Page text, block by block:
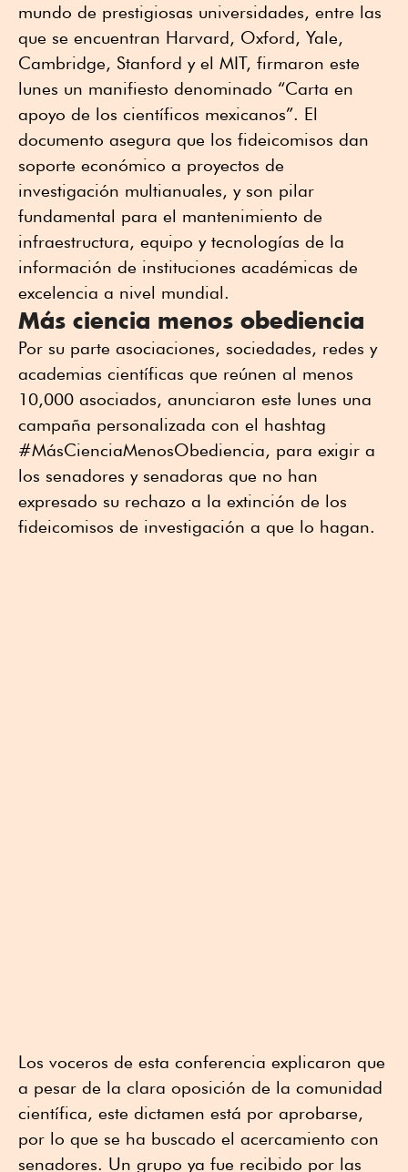
mundo de prestigiosas universidades, entre las
que se encuentran Harvard, Oxford, Yale,
Cambridge, Stanford y el MIT, firmaron este
lunes un manifiesto denominado “Carta en
apoyo de los científicos mexicanos”. El
documento asegura que los fideicomisos dan
soporte económico a proyectos de
investigación multianuales, y son pilar
fundamental para el mantenimiento de
infraestructura, equipo y tecnologías de la
información de instituciones académicas de
excelencia a nivel mundial.
Más ciencia menos obediencia
Por su parte asociaciones, sociedades, redes y
academias científicas que reúnen al menos
10,000 asociados, anunciaron este lunes una
campaña personalizada con el hashtag
#MásCienciaMenosObediencia, para exigir a
los senadores y senadoras que no han
expresado su rechazo a la extinción de los
fideicomisos de investigación a que lo hagan.
Los voceros de esta conferencia explicaron que
a pesar de la clara oposición de la comunidad
científica, este dictamen está por aprobarse,
por lo que se ha buscado el acercamiento con
senadores. Un grupo ya fue recibido por las